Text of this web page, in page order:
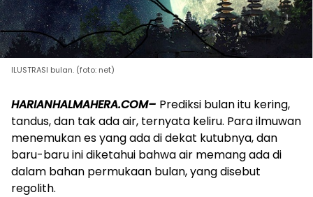
ILUSTRASI bulan. (foto: net)
HARIANHALMAHERA.COM– Prediksi bulan itu kering,
tandus, dan tak ada air, ternyata keliru. Para ilmuwan
menemukan es yang ada di dekat kutubnya, dan
baru-baru ini diketahui bahwa air memang ada di
dalam bahan permukaan bulan, yang disebut
regolith.